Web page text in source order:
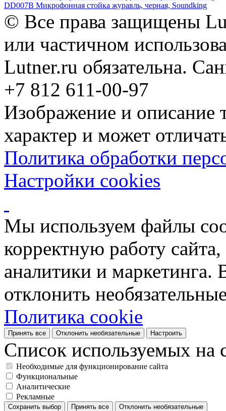
DD007B Микрофонная стойка журавль, черная, Soundking
© Все права защищены
или частичном
Lutner.ru обязательна.
+7 812 611-00-97
Изображение и описание
характер и может
Политика обработки
Настройки cookies
Мы используем файлы
корректную работу
аналитики и
отклонить
Политика cookie
Принять все Отклонить необязательные Настроить
Список используемых на
Необходимые для функционирование сайта
Функциональные
Аналитические
Рекламные
Сохранить выбор Принять все Отклонить необязательные